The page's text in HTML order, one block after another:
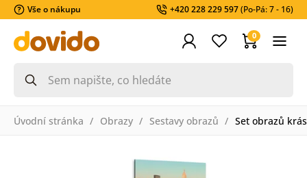
Vše o nákupu +420 228 229 597(Po-Pá: 7 - 16)
0
Úvodní stránka Obrazy Sestavy obrazů Set obrazů